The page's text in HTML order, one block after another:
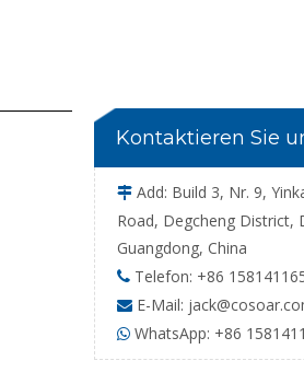
Kontaktieren Sie
 Add: Build 3, Nr. 9,
Road, Degcheng District,
Guangdong, China
 Telefon: +86
 E-Mail:
 WhatsApp: +86